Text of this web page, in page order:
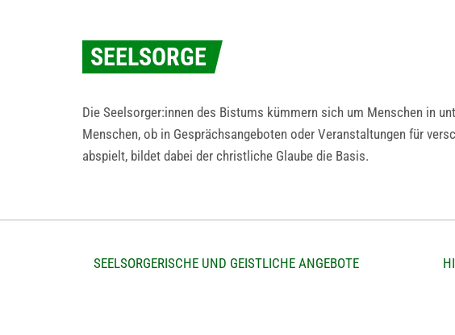
SEELSORGE
Die Seelsorger:innen des Bistums kümmern sich um Menschen in
Menschen, ob in Gesprächsangeboten oder Veranstaltungen für
abspielt, bildet dabei der christliche Glaube die Basis.
SEELSORGERISCHE UND GEISTLICHE ANGEBOTE